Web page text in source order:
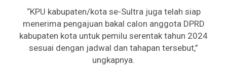
“KPU kabupaten/kota se-Sultra juga telah siap
menerima pengajuan bakal calon anggota DPRD
kabupaten kota untuk pemilu serentak tahun 2024
sesuai dengan jadwal dan tahapan tersebut,”
ungkapnya.